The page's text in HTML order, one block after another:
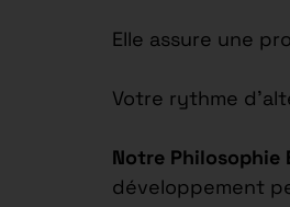
Elle assure une
Votre rythme
Notre Philosophie
développement